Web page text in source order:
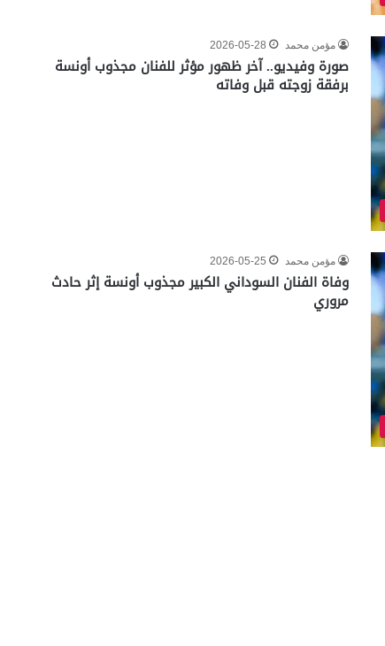
مؤمن محمد 2026-05-28
صورة وفيديو.. آخر ظهور مؤثر للفنان مجذوب أونسة
برفقة زوجته قبل وفاته
مؤمن محمد 2026-05-25
وفاة الفنان السوداني الكبير مجذوب أونسة إثر حادث
مروري